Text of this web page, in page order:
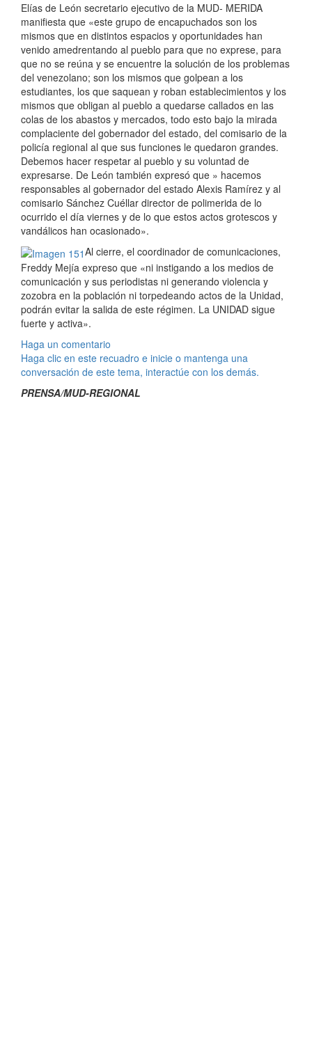
Elías de León secretario ejecutivo de la MUD- MERIDA
manifiesta que «este grupo de encapuchados son los
mismos que en distintos espacios y oportunidades han
venido amedrentando al pueblo para que no exprese, para
que no se reúna y se encuentre la solución de los problemas
del venezolano; son los mismos que golpean a los
estudiantes, los que saquean y roban establecimientos y los
mismos que obligan al pueblo a quedarse callados en las
colas de los abastos y mercados, todo esto bajo la mirada
complaciente del gobernador del estado, del comisario de la
policía regional al que sus funciones le quedaron grandes.
Debemos hacer respetar al pueblo y su voluntad de
expresarse. De León también expresó que » hacemos
responsables al gobernador del estado Alexis Ramírez y al
comisario Sánchez Cuéllar director de polimerida de lo
ocurrido el día viernes y de lo que estos actos grotescos y
vandálicos han ocasionado».
Al cierre, el coordinador de comunicaciones,
Freddy Mejía expreso que «ni instigando a los medios de
comunicación y sus periodistas ni generando violencia y
zozobra en la población ni torpedeando actos de la Unidad,
podrán evitar la salida de este régimen. La UNIDAD sigue
fuerte y activa».
Haga un comentario
Haga clic en este recuadro e inicie o mantenga una
conversación de este tema, interactúe con los demás.
PRENSA/MUD-REGIONAL